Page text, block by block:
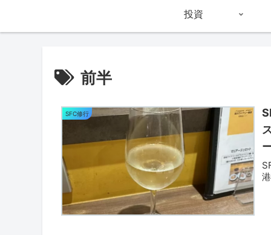
投資
前半
SFC修行